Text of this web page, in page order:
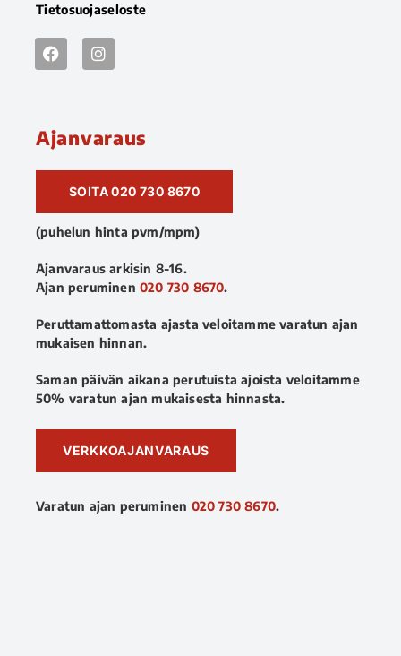
Tietosuojaseloste
Ajanvaraus
SOITA 020 730 8670
(puhelun hinta pvm/mpm)
Ajanvaraus arkisin 8-16.
Ajan peruminen 020 730 8670.
Peruttamattomasta ajasta veloitamme varatun ajan
mukaisen hinnan.
Saman päivän aikana perutuista ajoista veloitamme
50% varatun ajan mukaisesta hinnasta.
VERKKOAJANVARAUS
Varatun ajan peruminen 020 730 8670.